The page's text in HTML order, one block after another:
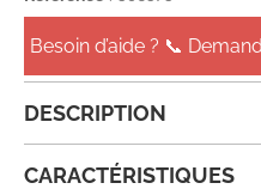
Besoin d’aide ? 📞
DESCRIPTION
CARACTÉRISTIQUES